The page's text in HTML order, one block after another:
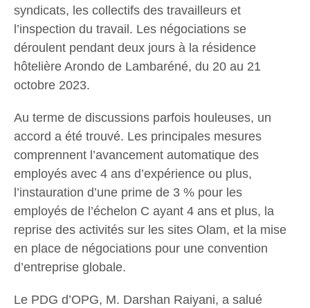
syndicats, les collectifs des travailleurs et
l’inspection du travail. Les négociations se
déroulent pendant deux jours à la résidence
hôtelière Arondo de Lambaréné, du 20 au 21
octobre 2023.
Au terme de discussions parfois houleuses, un
accord a été trouvé. Les principales mesures
comprennent l’avancement automatique des
employés avec 4 ans d’expérience ou plus,
l’instauration d’une prime de 3 % pour les
employés de l’échelon C ayant 4 ans et plus, la
reprise des activités sur les sites Olam, et la mise
en place de négociations pour une convention
d’entreprise globale.
Le PDG d’OPG, M. Darshan Raiyani, a salué